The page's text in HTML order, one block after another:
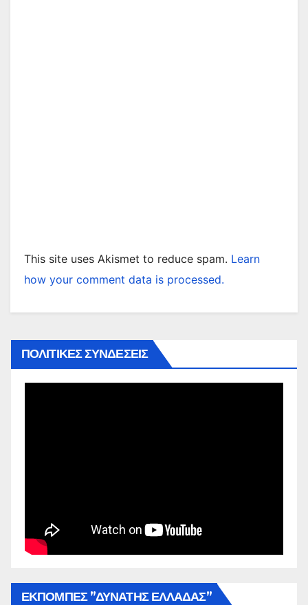
This site uses Akismet to reduce spam. Learn
how your comment data is processed.
ΠΟΛΙΤΙΚΕΣ ΣΥΝΔΕΣΕΙΣ
ΕΚΠΟΜΠΕΣ ”ΔΥΝΑΤΗΣ ΕΛΛΑΔΑΣ”